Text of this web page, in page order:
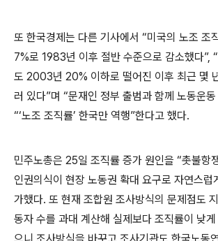
또 한국경제는 다른 기사에서 “미국의 노조 조
7%로 1983년 이후 절반 수준으로 감소했다”,
도 2003년 20% 이하로 떨어진 이후 최근 몇
러 있다”며 “문재인 정부 출범과 함께 노동운
“‘노조 조직률’ 한국만 역행”한다고 했다.
민주노총은 25일 조직률 증가 원인을 “촛불항
인권의식이 현장 노동권 확대 요구로 자연스럽
가했다. 또 현재 조합원 조사방식의 문제점도
동자 수를 과대 계산해 실제보다 조직률이 낮